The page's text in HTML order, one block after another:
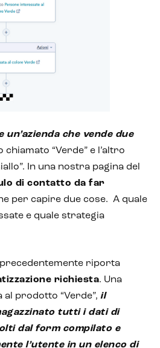
che vende due
“Verde” e l’altro
In una nostra pagina del
di contatto da far
per capire due cose. A quale
e quale strategia
riporta
richiesta. Una
prodotto “Verde”, il
tutti i dati di
dal form compilato e
l’utente in un elenco di